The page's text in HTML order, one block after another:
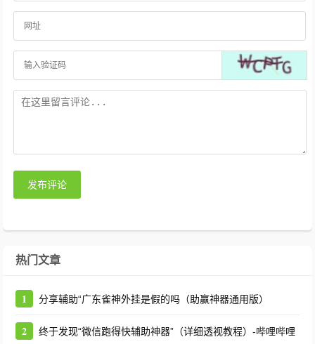
发布评论
热门文章
1 分享辅助“广东雀神外挂是假的吗（助赢神器通用版）
2 终于发现“微信跑得快辅助神器”（详细透视教程）-哔哩哔哩